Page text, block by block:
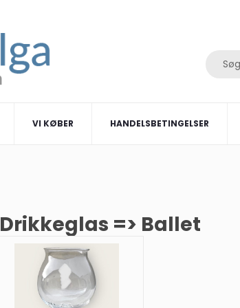
VI KØBER HANDELSBETINGELSER
Drikkeglas => Ballet